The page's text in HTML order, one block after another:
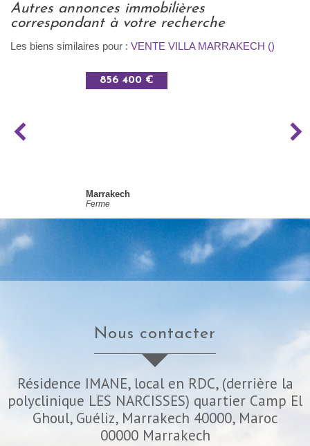
autres annonces immobilières
correspondant à votre recherche
Les biens similaires pour : VENTE VILLA MARRAKECH ()
856 400 €
Marrakech
Ferme
nous contacter
Résidence IMANE, local en RDC, (derrière la
polyclinique LES NARCISSES) quartier Camp El
Ghoul, Guéliz, Marrakech 40000, Maroc
00000 Marrakech